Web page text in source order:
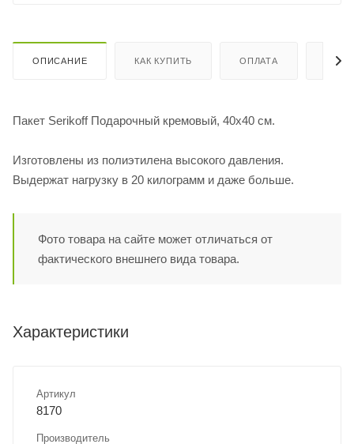
ОПИСАНИЕ КАК КУПИТЬ ОПЛАТА
Пакет Serikoff Подарочный кремовый, 40х40 см.
Изготовлены из полиэтилена высокого давления.
Выдержат нагрузку в 20 килограмм и даже больше.
Фото товара на сайте может отличаться от
фактического внешнего вида товара.
Характеристики
Артикул
8170
Производитель